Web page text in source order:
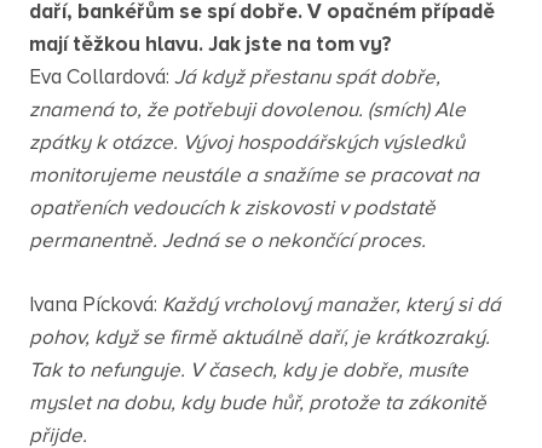
daří, bankéřům se spí dobře. V opačném případě
mají těžkou hlavu. Jak jste na tom vy?
Eva Collardová: Já když přestanu spát dobře,
znamená to, že potřebuji dovolenou. (smích) Ale
zpátky k otázce. Vývoj hospodářských výsledků
monitorujeme neustále a snažíme se pracovat na
opatřeních vedoucích k ziskovosti v podstatě
permanentně. Jedná se o nekončící proces.
Ivana Pícková: Každý vrcholový manažer, který si dá
pohov, když se firmě aktuálně daří, je krátkozraký.
Tak to nefunguje. V časech, kdy je dobře, musíte
myslet na dobu, kdy bude hůř, protože ta zákonitě
přijde.